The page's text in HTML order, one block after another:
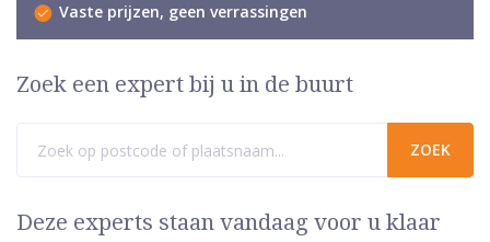
Vaste prijzen, geen verrassingen
Zoek een expert bij u in de buurt
Deze experts staan vandaag voor u klaar